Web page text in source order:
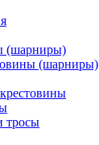
(шарниры)
(шарниры)
тросы